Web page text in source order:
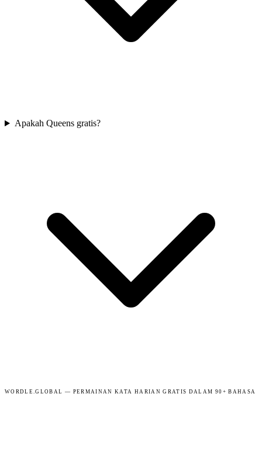
Apakah Queens gratis?
WORDLE.GLOBAL — PERMAINAN KATA HARIAN GRATIS DALAM 90+ BAHASA